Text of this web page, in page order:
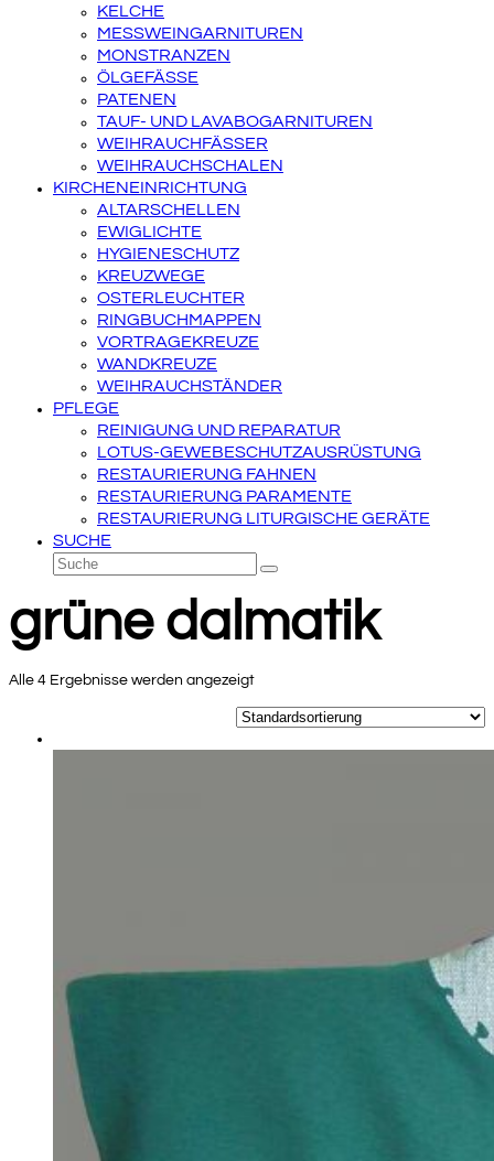
KELCHE
MESSWEINGARNITUREN
MONSTRANZEN
ÖLGEFÄSSE
PATENEN
TAUF- UND LAVABOGARNITUREN
WEIHRAUCHFÄSSER
WEIHRAUCHSCHALEN
KIRCHENEINRICHTUNG
ALTARSCHELLEN
EWIGLICHTE
HYGIENESCHUTZ
KREUZWEGE
OSTERLEUCHTER
RINGBUCHMAPPEN
VORTRAGEKREUZE
WANDKREUZE
WEIHRAUCHSTÄNDER
PFLEGE
REINIGUNG UND REPARATUR
LOTUS-GEWEBESCHUTZAUSRÜSTUNG
RESTAURIERUNG FAHNEN
RESTAURIERUNG PARAMENTE
RESTAURIERUNG LITURGISCHE GERÄTE
SUCHE
Suche
Senden
grüne dalmatik
Alle 4 Ergebnisse werden angezeigt